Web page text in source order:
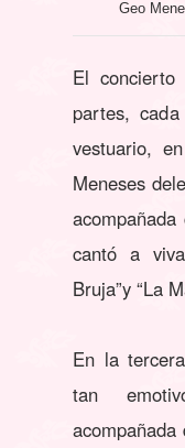
Geo
El
partes,
vestuario,
Meneses
cantó a
Bruja”y “La
En la
tan